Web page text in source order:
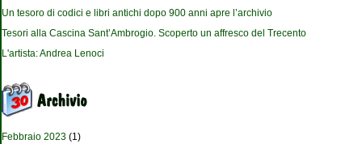
Un tesoro di codici e libri antichi dopo 900 anni apre l’archivio
Tesori alla Cascina Sant’Ambrogio. Scoperto un affresco del Trecento
L'artista: Andrea Lenoci
Febbraio 2023 (1)